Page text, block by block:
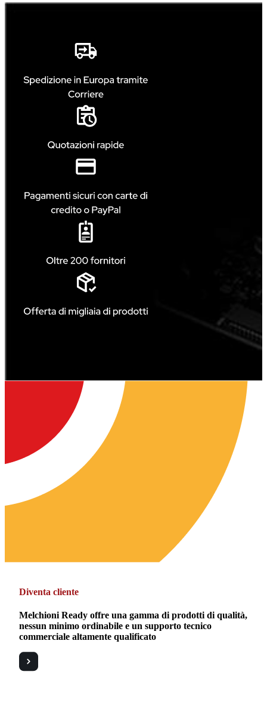
Diventa cliente
Melchioni Ready offre una gamma di prodotti di qualità,
nessun minimo ordinabile e un supporto tecnico
commerciale altamente qualificato